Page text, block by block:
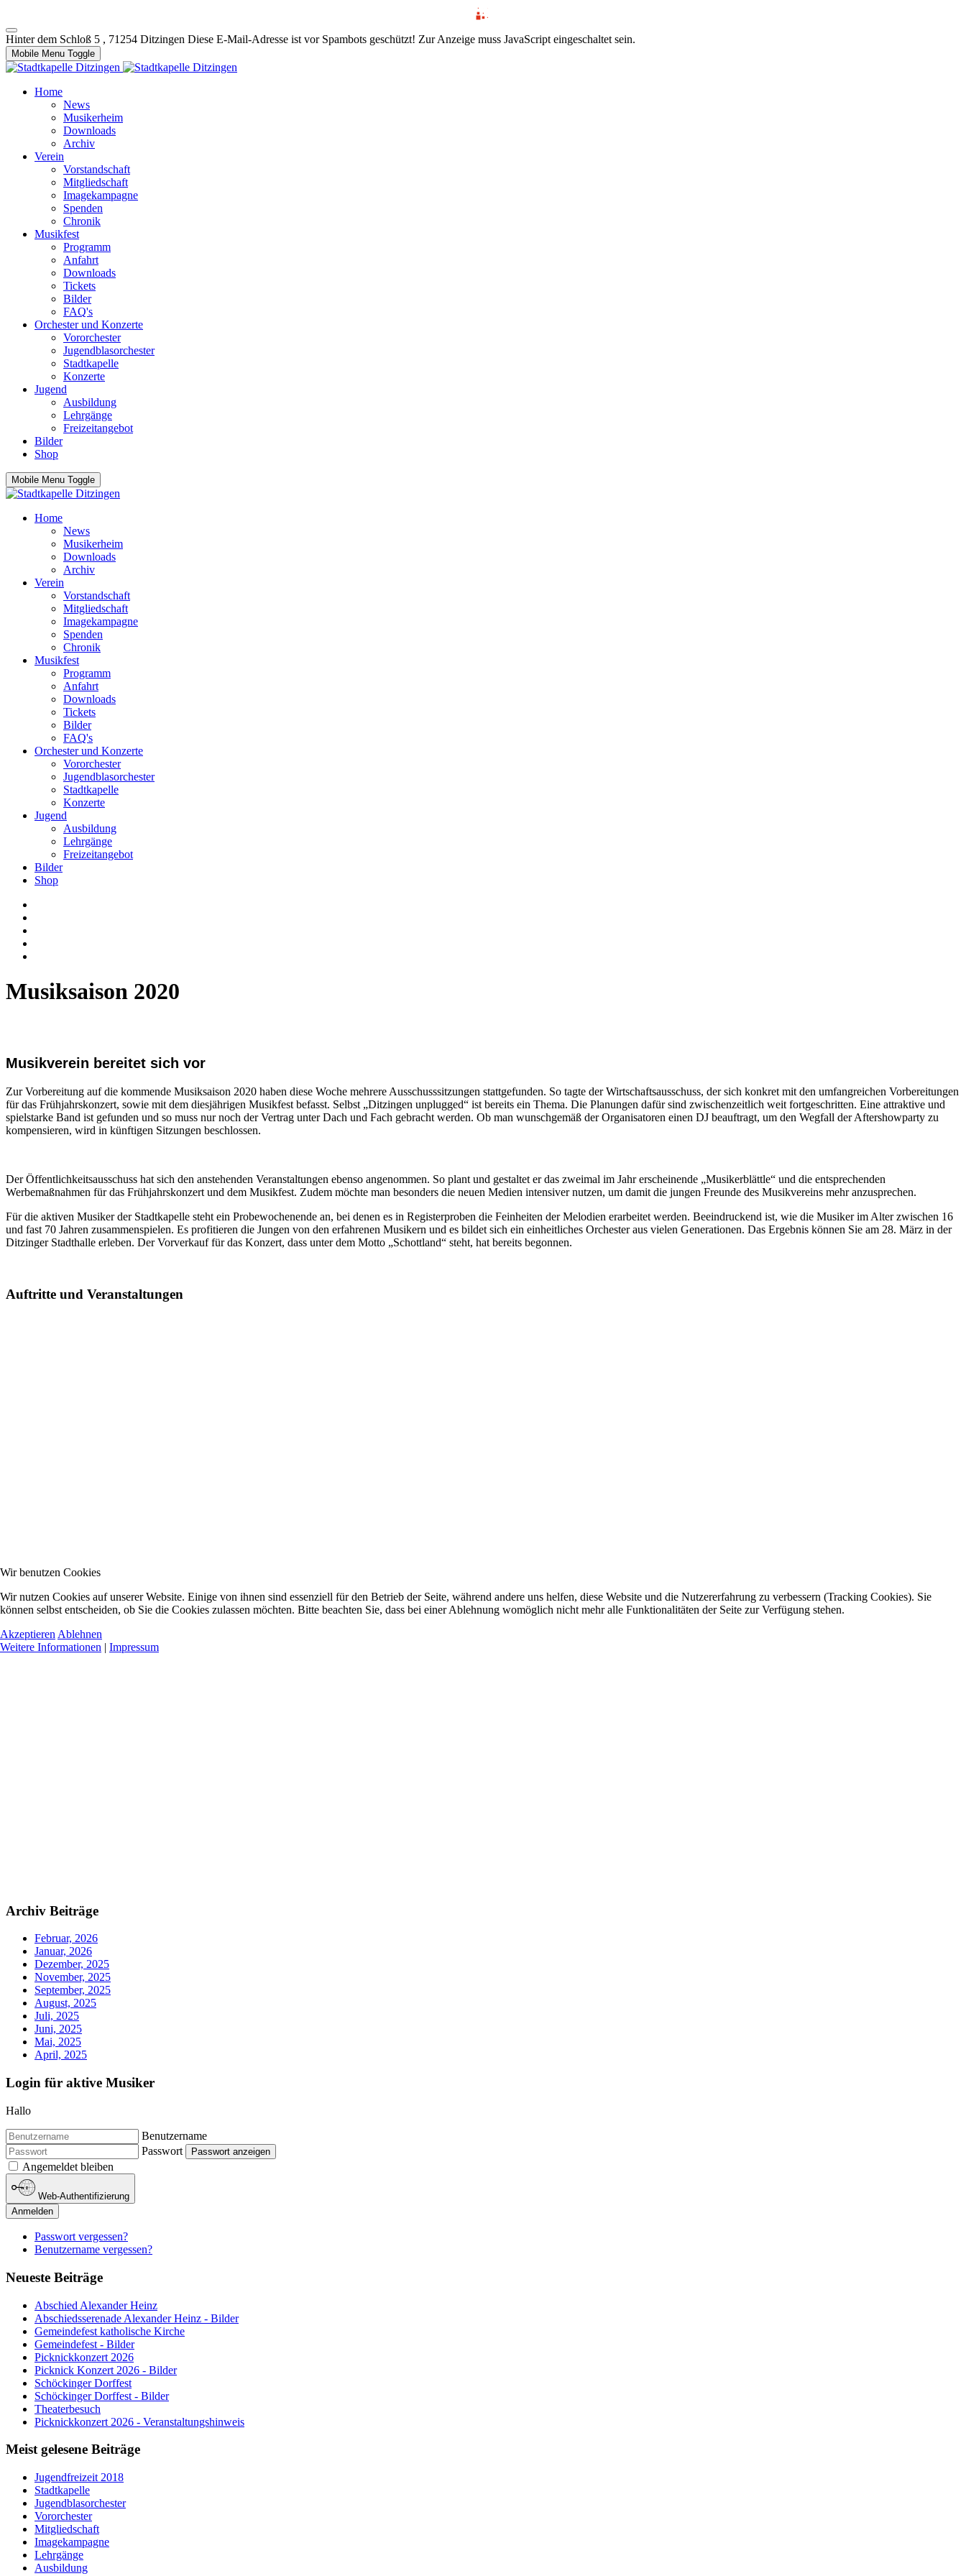
Hinter dem Schloß 5 , 71254 Ditzingen Diese E-Mail-Adresse ist vor Spambots geschützt! Zur Anzeige muss JavaScript eingeschaltet sein.
Mobile Menu Toggle
Home
News
Musikerheim
Downloads
Archiv
Verein
Vorstandschaft
Mitgliedschaft
Imagekampagne
Spenden
Chronik
Musikfest
Programm
Anfahrt
Downloads
Tickets
Bilder
FAQ's
Orchester und Konzerte
Vororchester
Jugendblasorchester
Stadtkapelle
Konzerte
Jugend
Ausbildung
Lehrgänge
Freizeitangebot
Bilder
Shop
Mobile Menu Toggle
Home
News
Musikerheim
Downloads
Archiv
Verein
Vorstandschaft
Mitgliedschaft
Imagekampagne
Spenden
Chronik
Musikfest
Programm
Anfahrt
Downloads
Tickets
Bilder
FAQ's
Orchester und Konzerte
Vororchester
Jugendblasorchester
Stadtkapelle
Konzerte
Jugend
Ausbildung
Lehrgänge
Freizeitangebot
Bilder
Shop
Musiksaison 2020
Musikverein bereitet sich vor
Zur Vorbereitung auf die kommende Musiksaison 2020 haben diese Woche mehrere Ausschusssitzungen stattgefunden. So tagte der Wirtschaftsausschuss, der sich konkret mit den umfangreichen Vorbereitungen
für das Frühjahrskonzert, sowie mit dem diesjährigen Musikfest befasst. Selbst „Ditzingen unplugged“ ist bereits ein Thema. Die Planungen dafür sind zwischenzeitlich weit fortgeschritten. Eine attraktive und
spielstarke Band ist gefunden und so muss nur noch der Vertrag unter Dach und Fach gebracht werden. Ob man wunschgemäß der Organisatoren einen DJ beauftragt, um den Wegfall der Aftershowparty zu
kompensieren, wird in künftigen Sitzungen beschlossen.
Der Öffentlichkeitsausschuss hat sich den anstehenden Veranstaltungen ebenso angenommen. So plant und gestaltet er das zweimal im Jahr erscheinende „Musikerblättle“ und die entsprechenden
Werbemaßnahmen für das Frühjahrskonzert und dem Musikfest. Zudem möchte man besonders die neuen Medien intensiver nutzen, um damit die jungen Freunde des Musikvereins mehr anzusprechen.
Für die aktiven Musiker der Stadtkapelle steht ein Probewochenende an, bei denen es in Registerproben die Feinheiten der Melodien erarbeitet werden. Beeindruckend ist, wie die Musiker im Alter zwischen 16
und fast 70 Jahren zusammenspielen. Es profitieren die Jungen von den erfahrenen Musikern und es bildet sich ein einheitliches Orchester aus vielen Generationen. Das Ergebnis können Sie am 28. März in der
Ditzinger Stadthalle erleben. Der Vorverkauf für das Konzert, dass unter dem Motto „Schottland“ steht, hat bereits begonnen.
Auftritte und Veranstaltungen
Archiv Beiträge
Februar, 2026
Januar, 2026
Dezember, 2025
November, 2025
September, 2025
August, 2025
Juli, 2025
Juni, 2025
Mai, 2025
April, 2025
Login für aktive Musiker
Hallo
Benutzername
Passwort
Passwort anzeigen
Angemeldet bleiben
Web-Authentifizierung
Anmelden
Passwort vergessen?
Benutzername vergessen?
Neueste Beiträge
Abschied Alexander Heinz
Abschiedsserenade Alexander Heinz - Bilder
Gemeindefest katholische Kirche
Gemeindefest - Bilder
Picknickkonzert 2026
Picknick Konzert 2026 - Bilder
Schöckinger Dorffest
Schöckinger Dorffest - Bilder
Theaterbesuch
Picknickkonzert 2026 - Veranstaltungshinweis
Meist gelesene Beiträge
Jugendfreizeit 2018
Stadtkapelle
Jugendblasorchester
Vororchester
Mitgliedschaft
Imagekampagne
Lehrgänge
Ausbildung
Wir benutzen Cookies
Wir nutzen Cookies auf unserer Website. Einige von ihnen sind essenziell für den Betrieb der Seite, während andere uns helfen, diese Website und die Nutzererfahrung zu verbessern (Tracking Cookies). Sie
können selbst entscheiden, ob Sie die Cookies zulassen möchten. Bitte beachten Sie, dass bei einer Ablehnung womöglich nicht mehr alle Funktionalitäten der Seite zur Verfügung stehen.
Akzeptieren Ablehnen
Weitere Informationen | Impressum